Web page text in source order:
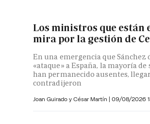
Los ministros que están
mira por la gestión de
En una emergencia que
«ataque» a España, la mayoría
han permanecido ausentes,
contradijeron
Joan Guirado y César Martín | 09/08/2026